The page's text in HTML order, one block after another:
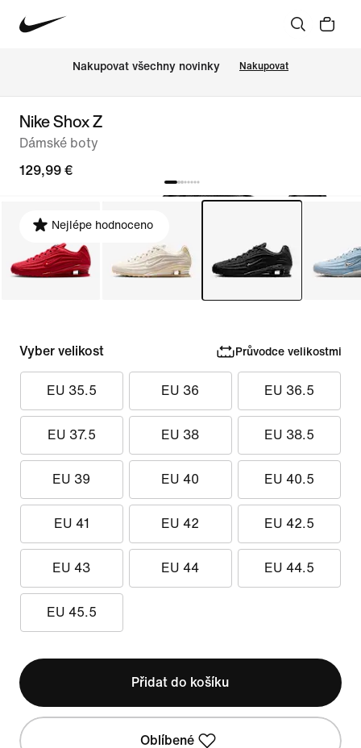
Nakupovat všechny novinky Nakupovat
Nike Shox Z
Dámské boty
129,99 €
Nejlépe hodnoceno
Vyber velikost Průvodce velikostmi
EU 35.5 EU 36 EU 36.5
EU 37.5 EU 38 EU 38.5
EU 39 EU 40 EU 40.5
EU 41 EU 42 EU 42.5
EU 43 EU 44 EU 44.5
EU 45.5
Přidat do košíku
Oblíbené